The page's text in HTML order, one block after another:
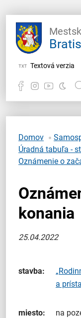
Textová verzia
Samospráva
Miestny úrad
Domov
Úradná tabuľa -
Oznámenie o
konania
25.04.2022
stavba:
a
miesto:
na